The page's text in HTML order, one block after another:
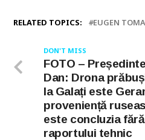
RELATED TOPICS: EUGEN
DON'T MISS
FOTO –
Dan: Drona
la Galați este
proveniență
este concluzia
raportului tehnic